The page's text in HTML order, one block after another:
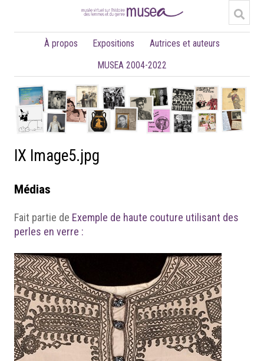
À propos Expositions
Autrices et auteurs
MUSEA 2004-2022
IX Image5.jpg
Médias
Fait partie de Exemple de haute couture utilisant des
perles en verre :